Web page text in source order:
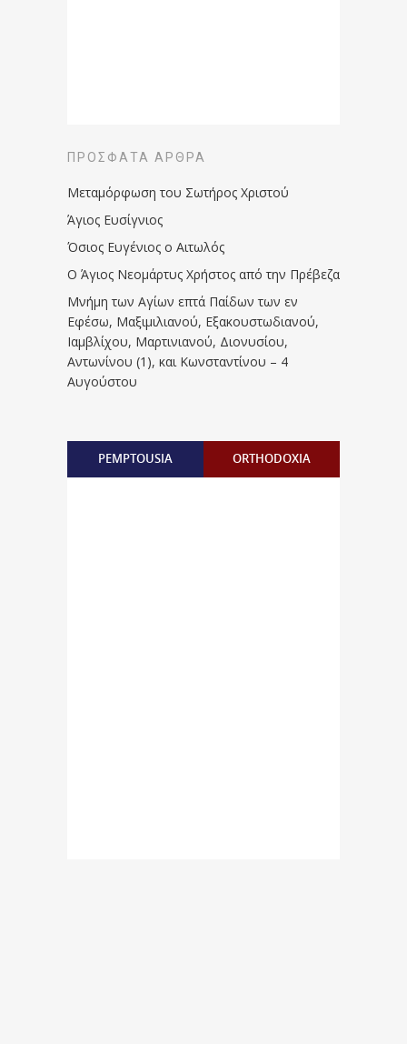
ΠΡΌΣΦΑΤΑ ΆΡΘΡΑ
Μεταμόρφωση του Σωτήρος Χριστού
Άγιος Ευσίγνιος
Όσιος Ευγένιος ο Αιτωλός
Ο Άγιος Νεομάρτυς Χρήστος από την Πρέβεζα
Μνήμη των Aγίων επτά Παίδων των εν
Eφέσω, Mαξιμιλιανού, Eξακουστωδιανού,
Iαμβλίχου, Mαρτινιανού, Διονυσίου,
Aντωνίνου (1), και Kωνσταντίνου – 4
Αυγούστου
PEMPTOUSIA ORTHODOXIA